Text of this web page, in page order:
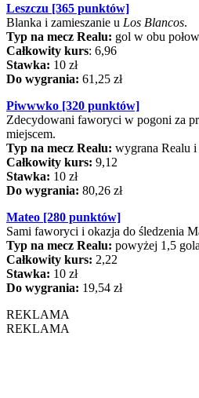
Leszczu [365 punktów]
Blanka i zamieszanie u Los Blancos.
Typ na mecz Realu: gol w obu
Całkowity kurs: 6,96
Stawka: 10 zł
Do wygrania: 61,25 zł
Piwwwko [320 punktów]
Zdecydowani faworyci w pogoni za
miejscem.
Typ na mecz Realu: wygrana Realu
Całkowity kurs: 9,12
Stawka: 10 zł
Do wygrania: 80,26 zł
Mateo [280 punktów]
Sami faworyci i okazja do śledzenia
Typ na mecz Realu: powyżej 1,5
Całkowity kurs: 2,22
Stawka: 10 zł
Do wygrania: 19,54 zł
REKLAMA
REKLAMA